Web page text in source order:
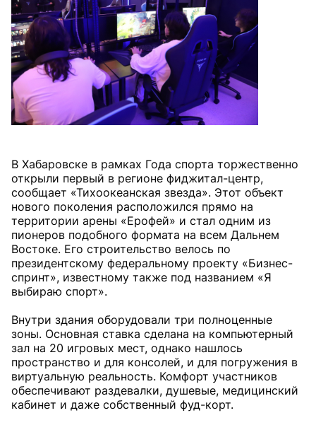
В Хабаровске в рамках Года спорта торжественно
открыли первый в регионе фиджитал-центр,
сообщает «Тихоокеанская звезда». Этот объект
нового поколения расположился прямо на
территории арены «Ерофей» и стал одним из
пионеров подобного формата на всем Дальнем
Востоке. Его строительство велось по
президентскому федеральному проекту «Бизнес-
спринт», известному также под названием «Я
выбираю спорт».
Внутри здания оборудовали три полноценные
зоны. Основная ставка сделана на компьютерный
зал на 20 игровых мест, однако нашлось
пространство и для консолей, и для погружения в
виртуальную реальность. Комфорт участников
обеспечивают раздевалки, душевые, медицинский
кабинет и даже собственный фуд-корт.